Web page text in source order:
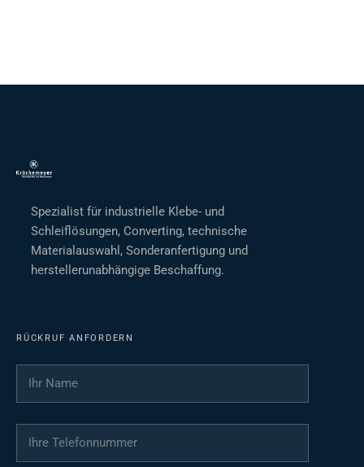
Spezialist für industrielle Klebe- und
Schleiflösungen, Converting, technische
Materialauswahl, Sonderanfertigung und
herstellerunabhängige Beschaffung.
RÜCKRUF ANFORDERN
Ihr Name
Ihre Telefonnummer